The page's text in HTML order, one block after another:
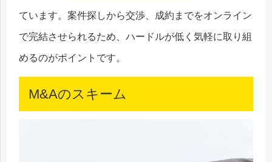
ています。案件探しから交渉、成約までをオンライン
で完結させられるため、ハードルが低く気軽に取り組
めるのがポイントです。
M&Aのスキーム